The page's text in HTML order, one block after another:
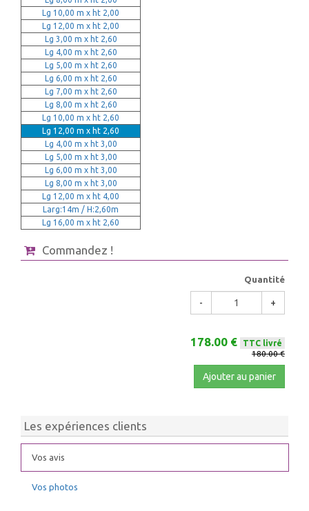
Lg 10,00 m x ht 2,00
Lg 12,00 m x ht 2,00
Lg 3,00 m x ht 2,60
Lg 4,00 m x ht 2,60
Lg 5,00 m x ht 2,60
Lg 6,00 m x ht 2,60
Lg 7,00 m x ht 2,60
Lg 8,00 m x ht 2,60
Lg 10,00 m x ht 2,60
Lg 12,00 m x ht 2,60
Lg 4,00 m x ht 3,00
Lg 5,00 m x ht 3,00
Lg 6,00 m x ht 3,00
Lg 8,00 m x ht 3,00
Lg 12,00 m x ht 4,00
Larg:14m / H:2,60m
Lg 16,00 m x ht 2,60
Commandez !
Quantité
- +
178.00 €
TTC livré
180.00 €
Ajouter au panier
Les expériences clients
Vos avis
Vos photos